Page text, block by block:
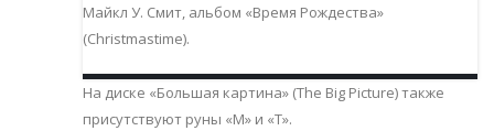
Майкл У. Смит, альбом «Время Рождества»
(Christmastime).
На диске «Большая картина» (The Big Picture) также
присутствуют руны «М» и «Т».